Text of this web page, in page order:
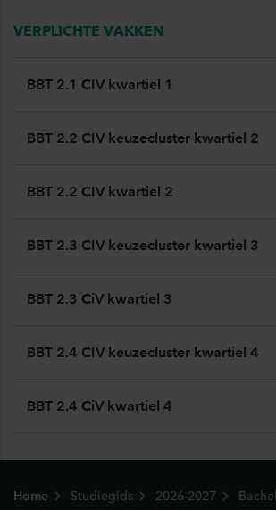
VERPLICHTE VAKKEN
BBT 2.1 CIV kwartiel 1
BBT 2.2 CIV keuzecluster kwartiel 2
BBT 2.2 CIV kwartiel 2
BBT 2.3 CIV keuzecluster kwartiel 3
BBT 2.3 CiV kwartiel 3
BBT 2.4 CIV keuzecluster kwartiel 4
BBT 2.4 CiV kwartiel 4
Home Studiegids 2026-2027